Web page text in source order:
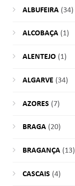
ALBUFEIRA(34)
ALCOBAÇA(1)
ALENTEJO(1)
ALGARVE (34)
AZORES (7)
BRAGA(20)
BRAGANÇA(13)
CASCAIS (4)